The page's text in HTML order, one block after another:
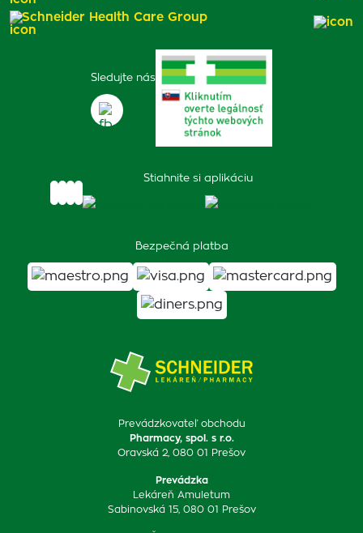
Prevádzkovateľ obchodu
Pharmacy, spol. s r.o.
Oravská 2, 080 01 Prešov
Prevádzka
Lekáreň Amuletum
Sabinovská 15, 080 01 Prešov
Sledujte nás
Stiahnite si aplikáciu
Bezpečná platba
Schneider Health Care Group